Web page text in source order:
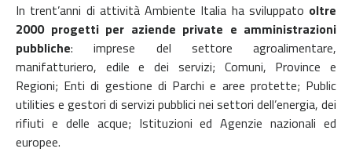
In trent’anni di attività Ambiente Italia ha sviluppato oltre
2000 progetti per aziende private e amministrazioni
pubbliche: imprese del settore agroalimentare,
manifatturiero, edile e dei servizi; Comuni, Province e
Regioni; Enti di gestione di Parchi e aree protette; Public
utilities e gestori di servizi pubblici nei settori dell’energia, dei
rifiuti e delle acque; Istituzioni ed Agenzie nazionali ed
europee.